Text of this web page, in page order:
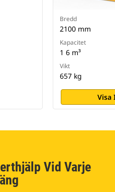
Bredd
2100 mm
Kapacitet
1 6 m³
Vikt
657 kg
Visa
Vid Varje